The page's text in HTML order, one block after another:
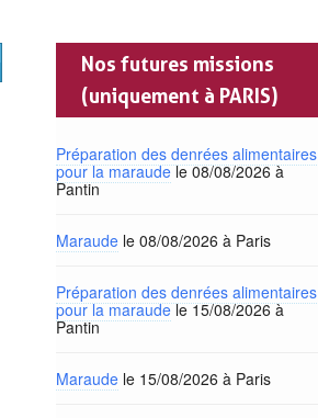
Nos futures missions
(uniquement à PARIS)
Préparation des denrées alimentaires
pour la maraudele 08/08/2026 à
Pantin
Maraude le 08/08/2026 à Paris
Préparation des denrées alimentaires
pour la maraudele 15/08/2026 à
Pantin
Maraude le 15/08/2026 à Paris